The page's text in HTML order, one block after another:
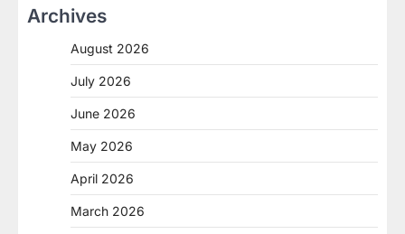
Archives
August 2026
July 2026
June 2026
May 2026
April 2026
March 2026